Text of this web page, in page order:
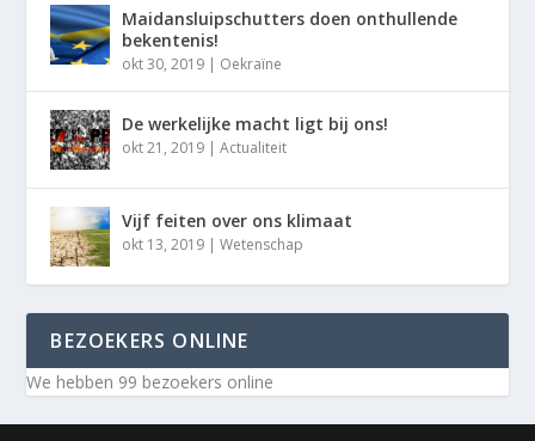
Maidansluipschutters doen onthullende
bekentenis!
okt 30, 2019 | Oekraïne
De werkelijke macht ligt bij ons!
okt 21, 2019 |Actualiteit
Vijf feiten over ons klimaat
okt 13, 2019 |Wetenschap
BEZOEKERS ONLINE
We hebben 99 bezoekers online